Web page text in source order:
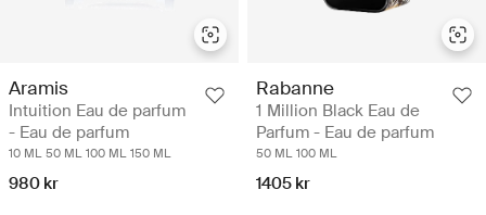
Aramis
Intuition Eau de parfum
- Eau de parfum
10 ML 50 ML 100 ML 150 ML
980 kr
Rabanne
1 Million Black Eau de
Parfum - Eau de parfum
50 ML 100 ML
1405 kr